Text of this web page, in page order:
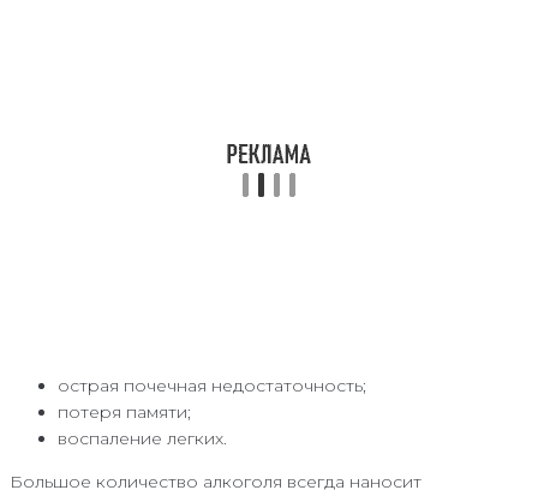
острая почечная недостаточность;
потеря памяти;
воспаление легких.
Большое количество алкоголя всегда наносит